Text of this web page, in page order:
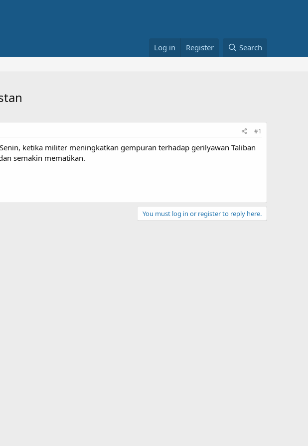
Log in Register Search
#1
ketika militer meningkatkan gempuran terhadap gerilyawan Taliban
semakin mematikan.
You must log in or register to reply here.